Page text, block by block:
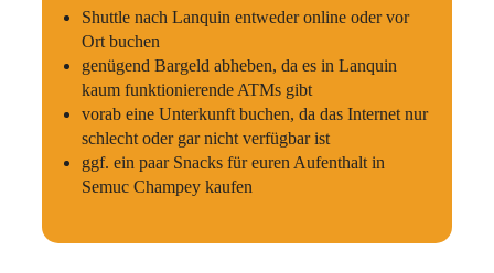
Shuttle nach Lanquin entweder online oder vor
Ort buchen
genügend Bargeld abheben, da es in Lanquin
kaum funktionierende ATMs gibt
vorab eine Unterkunft buchen, da das Internet nur
schlecht oder gar nicht verfügbar ist
ggf. ein paar Snacks für euren Aufenthalt in
Semuc Champey kaufen